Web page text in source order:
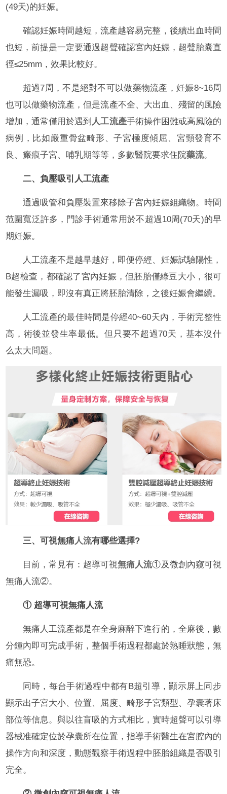
(49天)的妊娠。
確認妊娠時間越短，流產越容易完整，後續出血時間
也短，前提是一定要通過超聲確認宮內妊娠，超聲胎囊直
徑≤25mm，效果比較好。
超過7周，不是絕對不可以做藥物流產，妊娠8~16周
也可以做藥物流產，但是流產不全、大出血、殘留的風險
增加，通常僅用於遇到 人工流產手術操作困難或高風險的
病例，比如嚴重骨盆畸形、子宮極度傾屈、宮頸發育不
良、瘢痕子宮、哺乳期等等，多數醫院要求住院藥流。
二、負壓吸引人工流產
通過吸管和負壓裝置來移除子宮內妊娠組織物。時間
范圍寬泛許多，門診手術通常用於不超過10周(70天)的早
期妊娠。
人工流產不是越早越好，即便停經、妊娠試驗陽性，
B超檢查，都確認了宮內妊娠，但胚胎僅綠豆大小，很可
能發生漏吸，即沒有真正將胚胎清除，之後妊娠會繼續。
人工流產的最佳時間是停經40~60天內，手術完整性
高，術後並發生率最低。但只要不超過70天，基本沒什
么太大問題。
三、可視無痛人流有哪些選擇?
目前，常見有：超導可視無痛人流①及微創內窺可視
無痛人流②。
① 超導可視無痛人流
無痛人工流產都是在全身麻醉下進行的，全麻後，數
分鍾內即可完成手術，整個手術過程都處於熟睡狀態，無
痛無恐。
同時，每台手術過程中都有B超引導，顯示屏上同步
顯示出子宮大小、位置、屈度、畸形子宮類型、孕囊著床
部位等信息。與以往盲吸的方式相比，實時超聲可以引導
器械准確定位於孕囊所在位置，指導手術醫生在宮腔內的
操作方向和深度，動態觀察手術過程中胚胎組織是否吸引
完全。